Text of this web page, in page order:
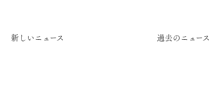
新しいニュース 過去のニュース